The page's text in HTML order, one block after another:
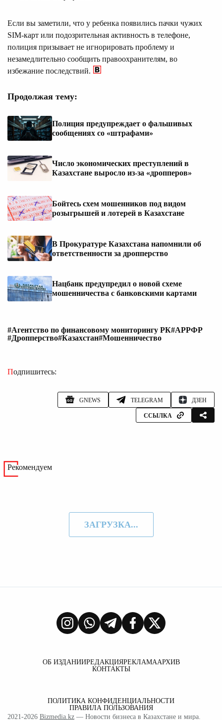
Если вы заметили, что у ребенка появились пачки чужих
SIM-карт или подозрительная активность в телефоне,
полиция призывает не игнорировать проблему и
незамедлительно сообщить правоохранителям, во
избежание последствий.
Продолжая тему:
Полиция предупреждает о фальшивых
сообщениях со «штрафами»
Число экономических преступлений в
Казахстане выросло из-за «дропперов»
Бойтесь схем мошенников под видом
розыгрышей и лотерей в Казахстане
В Прокуратуре Казахстана напомнили об
ответственности за дропперство
Нацбанк предупредил о новой схеме
мошенничества с банковскими картами
#Агентство по финансовому мониторингу РК#АРРФР
#Дропперство#Казахстан#Мошенничество
Подпишитесь:
GNEWS TELEGRAM ДЗЕН
ССЫЛКА
Рекомендуем
ЗАГРУЗКА...
ОБ ИЗДАНИИРЕДАКЦИЯРЕКЛАМААРХИВ
КОНТАКТЫ
ПОЛИТИКА КОНФИДЕНЦИАЛЬНОСТИ
ПРАВИЛА ПОЛЬЗОВАНИЯ
2021-2026 Bizmedia.kz — Новости бизнеса в Казахстане и мира.